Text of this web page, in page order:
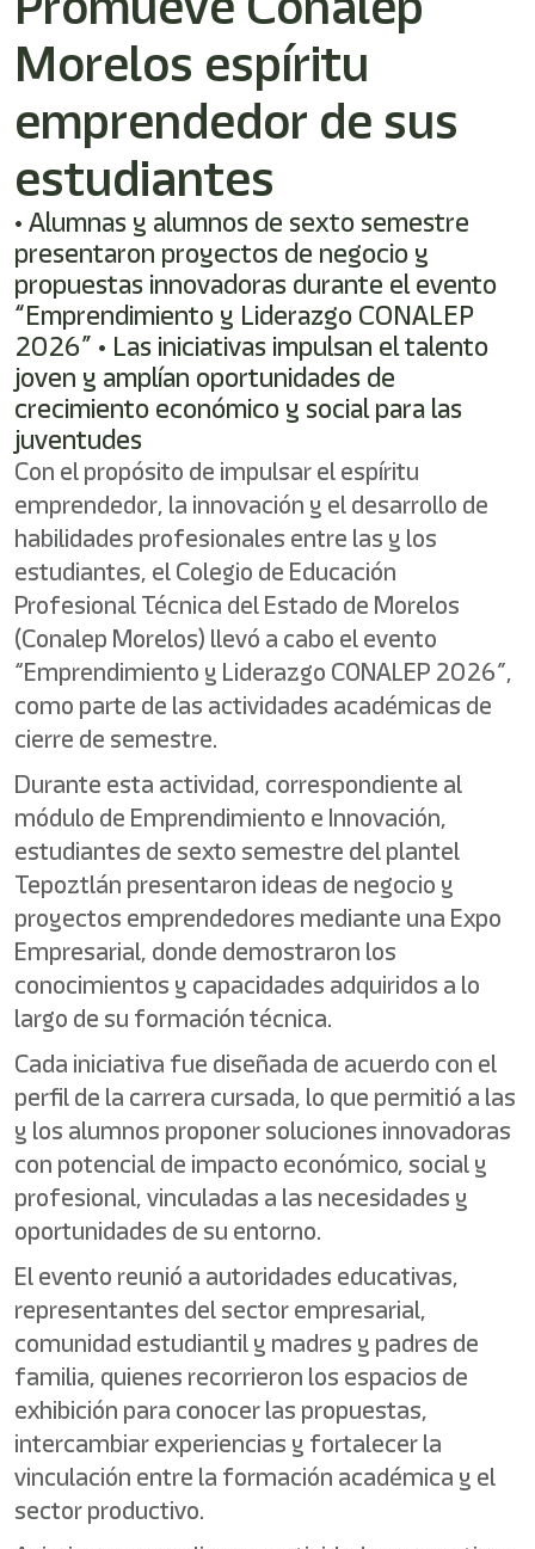
activates
the
screen
help
you
navigate
and
with
the
content.
Morelos espíritu
emprendedor de sus
estudiantes
• Alumnas y alumnos de sexto semestre
presentaron proyectos de negocio y
propuestas innovadoras durante el evento
“Emprendimiento y Liderazgo CONALEP
2026” • Las iniciativas impulsan el talento
joven y amplían oportunidades de
crecimiento económico y social para las
juventudes
Con el propósito de impulsar el espíritu
emprendedor, la innovación y el desarrollo de
habilidades profesionales entre las y los
estudiantes, el Colegio de Educación
Profesional Técnica del Estado de Morelos
(Conalep Morelos) llevó a cabo el evento
“Emprendimiento y Liderazgo CONALEP 2026”,
como parte de las actividades académicas de
cierre de semestre.
Durante esta actividad, correspondiente al
módulo de Emprendimiento e Innovación,
estudiantes de sexto semestre del plantel
Tepoztlán presentaron ideas de negocio y
proyectos emprendedores mediante una Expo
Empresarial, donde demostraron los
conocimientos y capacidades adquiridos a lo
largo de su formación técnica.
Cada iniciativa fue diseñada de acuerdo con el
perfil de la carrera cursada, lo que permitió a las
y los alumnos proponer soluciones innovadoras
con potencial de impacto económico, social y
profesional, vinculadas a las necesidades y
oportunidades de su entorno.
El evento reunió a autoridades educativas,
representantes del sector empresarial,
comunidad estudiantil y madres y padres de
familia, quienes recorrieron los espacios de
exhibición para conocer las propuestas,
intercambiar experiencias y fortalecer la
vinculación entre la formación académica y el
sector productivo.